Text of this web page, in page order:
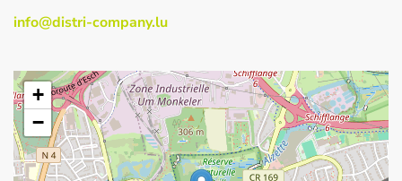
info@distri-company.lu
+
−